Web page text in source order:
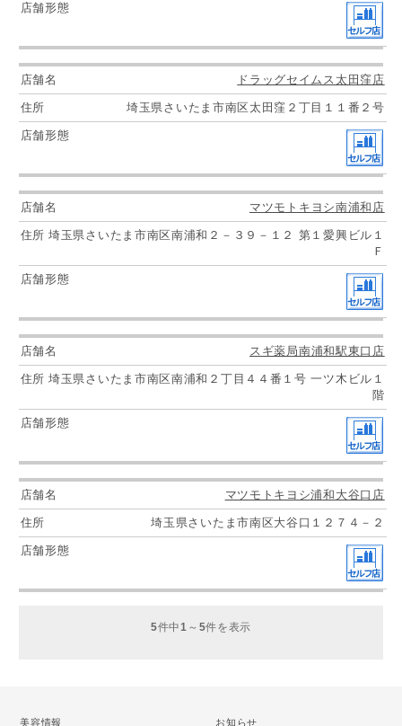
ドラッグセイムス太田窪店
埼玉県さいたま市南区太田窪２丁目１１番２号
マツモトキヨシ南浦和店
埼玉県さいたま市南区南浦和２－３９－１２ 第１愛興ビル１
Ｆ
スギ薬局南浦和駅東口店
埼玉県さいたま市南区南浦和２丁目４４番１号 一ツ木ビル１
階
マツモトキヨシ浦和大谷口店
埼玉県さいたま市南区大谷口１２７４－２
5件中 1 ～ 5件を表示
美容情報 お知らせ